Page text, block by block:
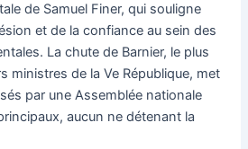
de Samuel Finer, qui souligne
et de la confiance au sein des
La chute de Barnier, le plus
ministres de la Ve République, met
par une Assemblée nationale
aucun ne détenant la